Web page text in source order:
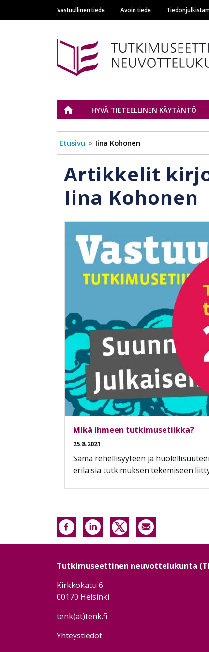
Main navigation
Vastuullinen tiede Avoin tiede
Tutkimuseettinen
ETUSIVUHYVÄ TIETEELLINEN KÄYTÄNTÖ
Etusivu Iina Kohonen
Artikkelit
Iina Kohonen
Mikä ihmeen tutkimusetiikka?
25.8.2021
Sama rehellisyyteen ja
erilaisia tutkimuksen tekemiseen
Tutkimuseettinen neuvottelukunta
Kirkkokatu 6
00170 Helsinki
tenk(at)tenk.fi
Yhteystiedot